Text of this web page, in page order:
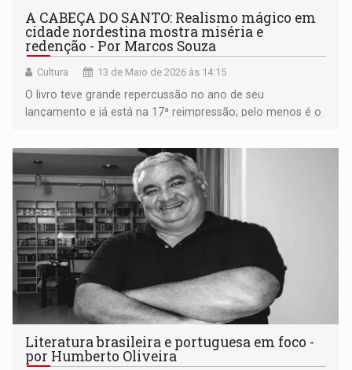
A CABEÇA DO SANTO: Realismo mágico em
cidade nordestina mostra miséria e
redenção - Por Marcos Souza
Cultura 13 de Maio de 2026 às 14:15
O livro teve grande repercussão no ano de seu
lançamento e já está na 17ª reimpressão; pelo menos é o
ganhou traduções para o inglês e para o francês
Literatura brasileira e portuguesa em foco -
por Humberto Oliveira